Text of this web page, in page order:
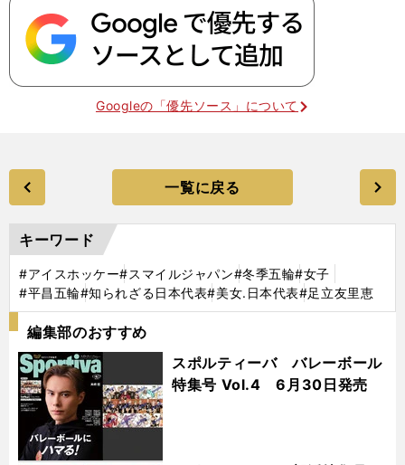
Googleの「優先ソース」について
一覧に戻る
キーワード
#アイスホッケー#スマイルジャパン#冬季五輪#女子
#平昌五輪#知られざる日本代表#美女.日本代表#足立友里恵
編集部のおすすめ
スポルティーバ バレーボール
特集号 Vol.4 6月30日発売